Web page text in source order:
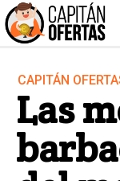
Audio y
Cine y Series
Deportes
Hogar
CAPITÁN
Las